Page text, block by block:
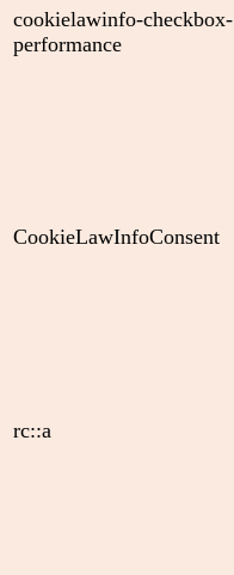
cookielawinfo-checkbox-
performance
CookieLawInfoConsent
rc::a